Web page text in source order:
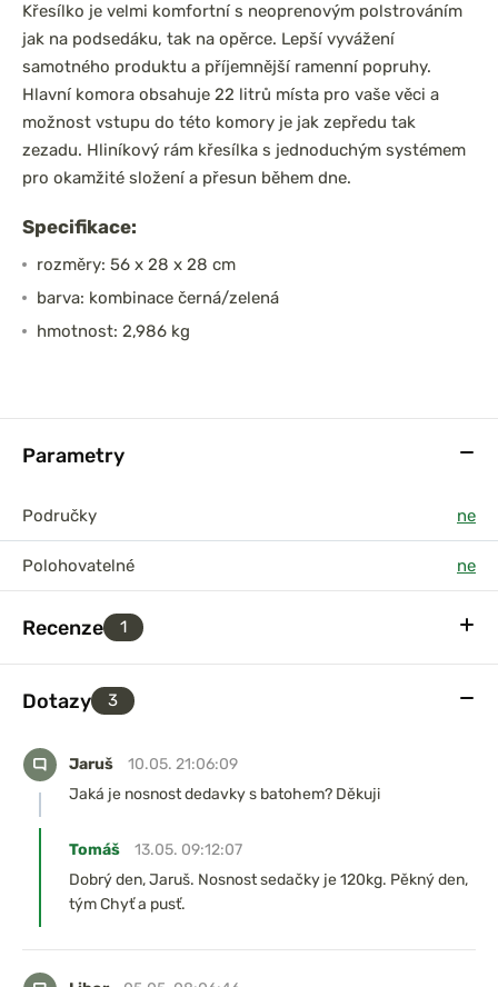
Křesílko je velmi komfortní s neoprenovým polstrováním
jak na podsedáku, tak na opěrce. Lepší vyvážení
samotného produktu a příjemnější ramenní popruhy.
Hlavní komora obsahuje 22 litrů místa pro vaše věci a
možnost vstupu do této komory je jak zepředu tak
zezadu. Hliníkový rám křesílka s jednoduchým systémem
pro okamžité složení a přesun během dne.
Specifikace:
rozměry: 56 x 28 x 28 cm
barva: kombinace černá/zelená
hmotnost: 2,986 kg
Parametry
Područky ne
Polohovatelné ne
Recenze 1
Dotazy 3
Jaruš
10.05. 21:06:09
Jaká je nosnost dedavky s batohem? Děkuji
Tomáš
13.05. 09:12:07
Dobrý den, Jaruš. Nosnost sedačky je 120kg. Pěkný den,
tým Chyť a pusť.